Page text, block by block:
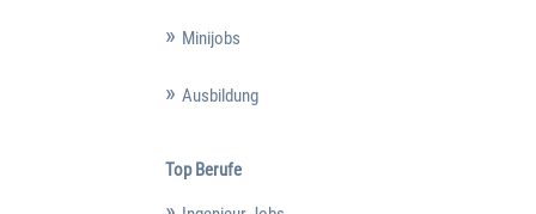
Minijobs
Ausbildung
Top Berufe